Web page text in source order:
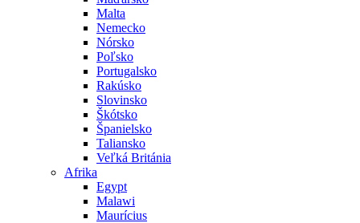
Malta
Nemecko
Nórsko
Poľsko
Portugalsko
Rakúsko
Slovinsko
Škótsko
Španielsko
Taliansko
Veľká Británia
Afrika
Egypt
Malawi
Maurícius